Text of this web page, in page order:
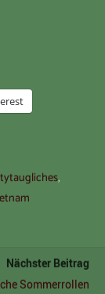
,
Nächster Beitrag
Sommerrollen